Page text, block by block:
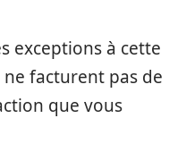
exceptions à cette
ne facturent pas de
que vous